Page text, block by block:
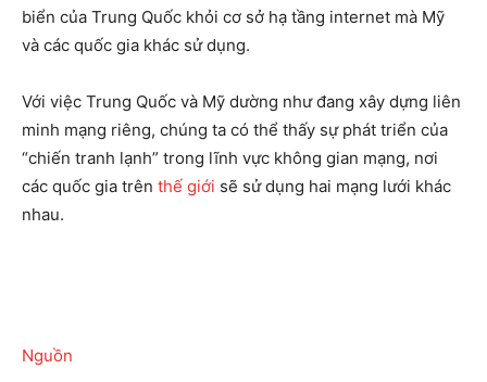
biển của Trung Quốc khỏi cơ sở hạ tầng internet mà Mỹ
và các quốc gia khác sử dụng.
Với việc Trung Quốc và Mỹ dường như đang xây dựng liên
minh mạng riêng, chúng ta có thể thấy sự phát triển của
“chiến tranh lạnh” trong lĩnh vực không gian mạng, nơi
các quốc gia trên thế giới sẽ sử dụng hai mạng lưới khác
nhau.
Nguồn